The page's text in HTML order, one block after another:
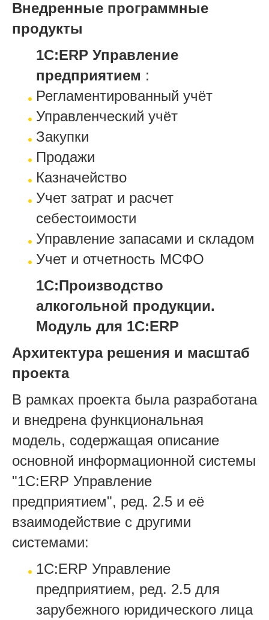
Внедренные программные
продукты
1С:ERP Управление
предприятием :
Регламентированный учёт
Управленческий учёт
Закупки
Продажи
Казначейство
Учет затрат и расчет
себестоимости
Управление запасами и складом
Учет и отчетность МСФО
1С:Производство
алкогольной продукции.
Модуль для 1С:ERP
Архитектура решения и масштаб
проекта
В рамках проекта была разработана
и внедрена функциональная
модель, содержащая описание
основной информационной системы
"1С:ERP Управление
предприятием", ред. 2.5 и её
взаимодействие с другими
системами:
1С:ERP Управление
предприятием, ред. 2.5 для
зарубежного юридического лица